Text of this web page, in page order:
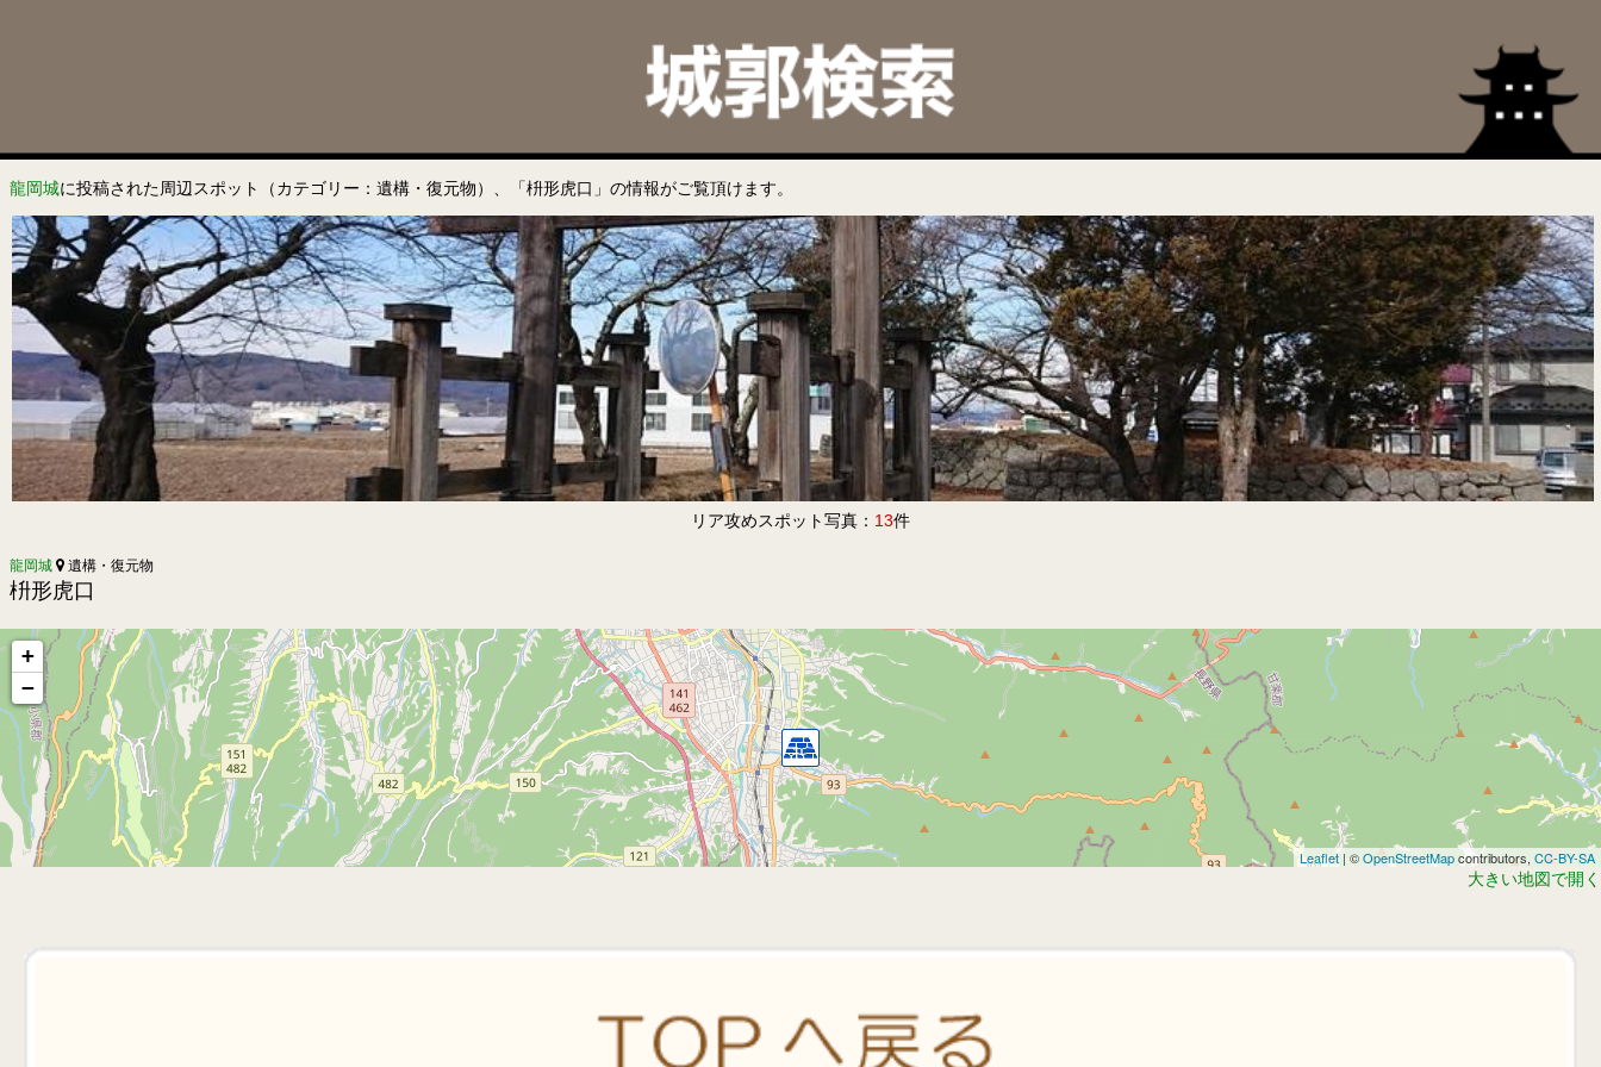
龍岡城に投稿された周辺スポット（カテゴリー：遺構・復元物）、「枡形虎口」の情報がご覧頂けます。
リア攻めスポット写真： 13件
龍岡城 遺構・復元物
枡形虎口
+
−
Leaflet | ©OpenStreetMapcontributors, CC-BY-SA
大きい地図で開く